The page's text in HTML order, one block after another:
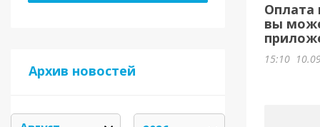
Архив новостей
Оплата
вы
15:10